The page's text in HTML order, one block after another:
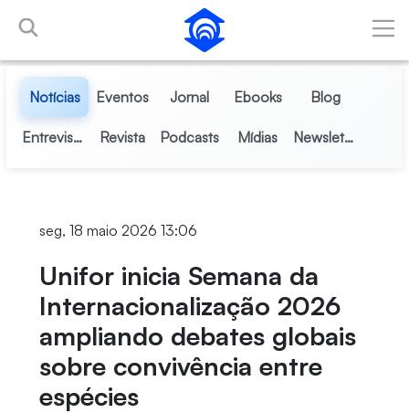
Pular para o Conteúdo principal
Notícias Eventos Jornal Ebooks Blog
Entrevistas Revista Podcasts Mídias Newsletter
seg, 18 maio 2026 13:06
Unifor inicia Semana da
Internacionalização 2026
ampliando debates globais
sobre convivência entre
espécies